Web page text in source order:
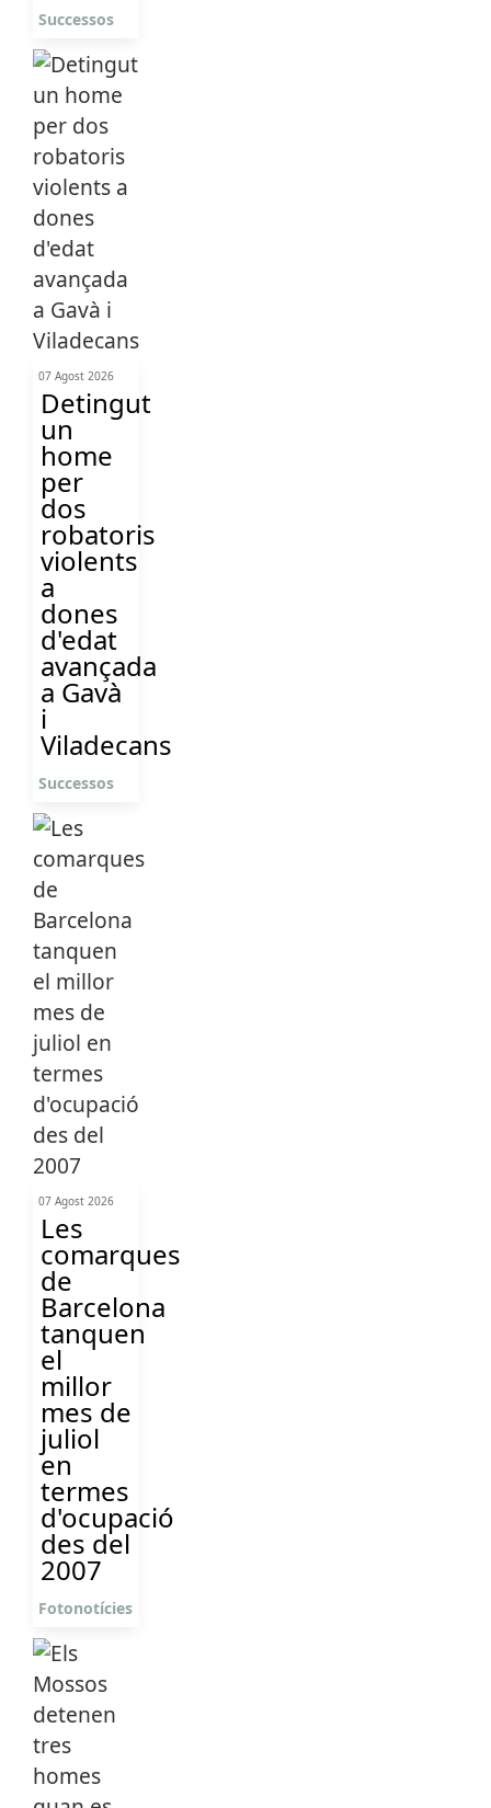
Successos
07 Agost 2026
Detingut
un
home
per
dos
robatoris
violents
a
dones
d'edat
avançada
a Gavà
i
Viladecans
Successos
07 Agost 2026
Les
comarques
de
Barcelona
tanquen
el
millor
mes de
juliol
en
termes
d'ocupació
des del
2007
Fotonotícies